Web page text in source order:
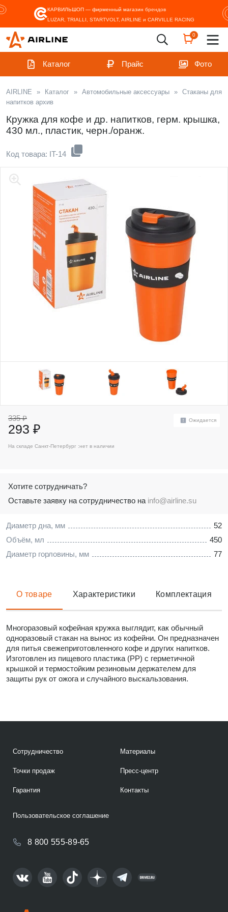
КАРВИЛЬШОП — фирменный магазин брендов
LUZAR, TRIALLI, STARTVOLT, AIRLINE и CARVILLE RACING
0
Каталог Прайс Фото
AIRLINE » Каталог » Автомобильные аксессуары » Стаканы для
напитков архив
Кружка для кофе и др. напитков, герм. крышка,
430 мл., пластик, черн./оранж.
Код товара: IT-14
Диаметр дна, мм
52
Объём, мл
450
Диаметр горловины, мм
77
335 ₽
293 ₽
Ожидается
На складе Санкт-Петербург :нет в наличии
Хотите сотрудничать?
Оставьте заявку на сотрудничество на info@airline.su
О товаре Характеристики Комплектация
Многоразовый кофейная кружка выглядит, как обычный
одноразовый стакан на вынос из кофейни. Он предназначен
для питья свежеприготовленного кофе и других напитков.
Изготовлен из пищевого пластика (PP) с герметичной
крышкой и термостойким резиновым держателем для
защиты рук от ожога и случайного выскальзования.
Сотрудничество
Точки продаж
Гарантия
Материалы
Пресс-центр
Контакты
8 800 555-89-65
Пользовательское соглашение